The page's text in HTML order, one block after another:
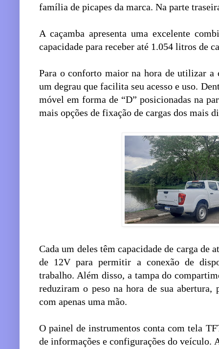
família de picapes da marca. Na parte
A caçamba apresenta uma excelente
capacidade para receber até 1.054 litros de
Para o conforto maior na hora de utilizar a
um degrau que facilita seu acesso e uso.
móvel em forma de “D” posicionadas na
mais opções de fixação de cargas dos mais
Cada um deles têm capacidade de carga de
de 12V para permitir a conexão de
trabalho. Além disso, a tampa do
reduziram o peso na hora de sua
com apenas uma mão.
O painel de instrumentos conta com tela
de informações e configurações do veículo.